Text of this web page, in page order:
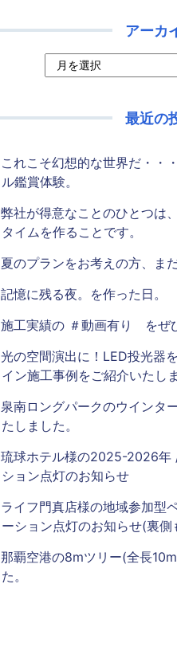
アーカ
最近の
これこそ幻想的な世界だ・・
ル鑑賞体験。
弊社が得意なことのひとつは
タイムを作ることです。
夏のプランをお考えの方、ま
記憶に残る夜。を作った日。
施工実績の ＃動画有り をぜ
光の空間演出に！LED投光器
イン施工事例をご紹介いたし
泉南ロングパークのウインタ
たしました。
琉球ホテル様の2025-2026年
ション点灯のお知らせ
ライフ門真店様の地域参加型
ーション点灯のお知らせ(裏
那覇空港の8mツリー(全長
た。